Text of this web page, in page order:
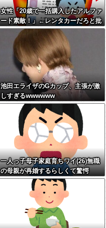
女性「20歳で一括購入したアルファ
ード素敵！」←レンタカーだろと批
判殺到
池田エライザのGカップ、主張が激
しすぎるwwwwww
一人っ子母子家庭育ちワイ(26)無職
の母親が再婚するらしくて驚愕